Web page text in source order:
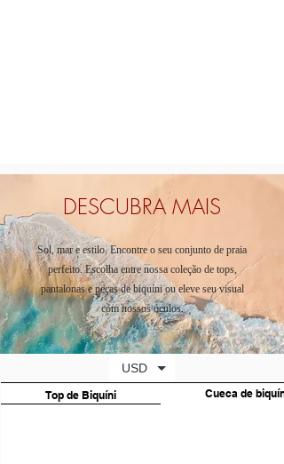
DESCUBRA MAIS
Sol, mar e estilo. Encontre o seu conjunto de praia
perfeito. Escolha entre nossa coleção de tops,
pantalonas e peças de biquíni ou eleve seu visual
com nossos óculos.
USD
Top de Biquíni Cueca de biquíni